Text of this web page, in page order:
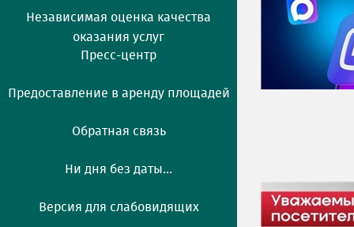
Независимая оценка качества
оказания услуг
Пресс-центр
Предоставление в аренду площадей
Обратная связь
Ни дня без даты...
Версия для слабовидящих